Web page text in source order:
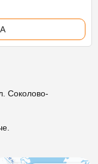
Соколово-